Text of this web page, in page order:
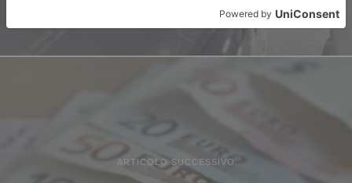
ARTICOLO SUCCESSIVO